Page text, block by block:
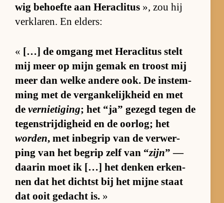
wig be­hoefte aan He­ra­cli­tus », zou hij
ver­kla­ren. En el­ders:
« […] de om­gang met He­ra­cli­tus stelt
mij meer op mijn ge­mak en troost mij
meer dan welke an­dere ook. De in­stem­
ming met de ver­gan­ke­lijk­heid en met
de vernietiging; het “ja” ge­zegd te­gen de
te­gen­strij­dig­heid en de oor­log; het
worden, met in­be­grip van de ver­wer­
ping van het be­grip zelf van “zijn” —
daarin moet ik […] het den­ken er­ken­
nen dat het dichtst bij het mijne staat
dat ooit ge­dacht is. »